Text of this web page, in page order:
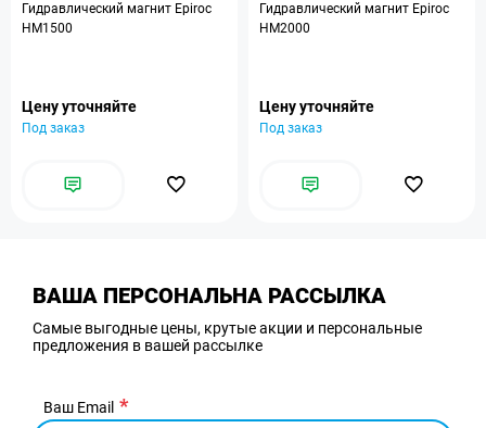
Гидравлический магнит Epiroc
HM1500
Цену уточняйте
Под заказ
Гидравлический магнит Epiroc
HM2000
Цену уточняйте
Под заказ
ВАША ПЕРСОНАЛЬНА РАССЫЛКА
Самые выгодные цены, крутые акции и персональные
предложения в вашей рассылке
Ваш Email